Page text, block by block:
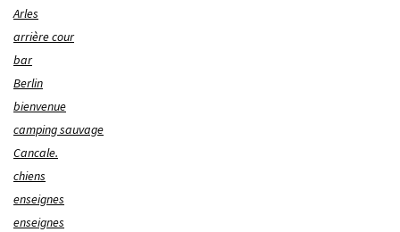
Arles
arrière cour
bar
Berlin
bienvenue
camping sauvage
Cancale.
chiens
enseignes
enseignes